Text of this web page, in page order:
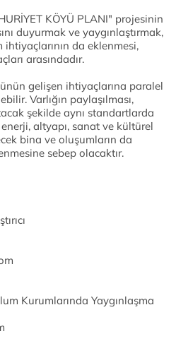
KÖYÜ PLANI" projesinin
duyurmak ve yaygınlaştırmak,
da eklenmesi,
arasındadır.
gelişen ihtiyaçlarına paralel
Varlığın paylaşılması,
şekilde aynı standartlarda
altyapı, sanat ve kültürel
bina ve oluşumların da
sebep olacaktır.
Kurumlarında Yaygınlaşma